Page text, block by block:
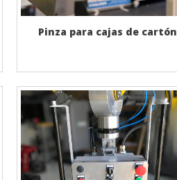
Pinza para cajas de cartón